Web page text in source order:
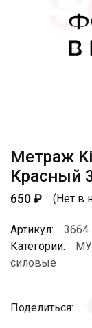
Метраж
Красный
650₽ (Нет в
Артикул:
3664
Категории:
силовые
Поделиться: